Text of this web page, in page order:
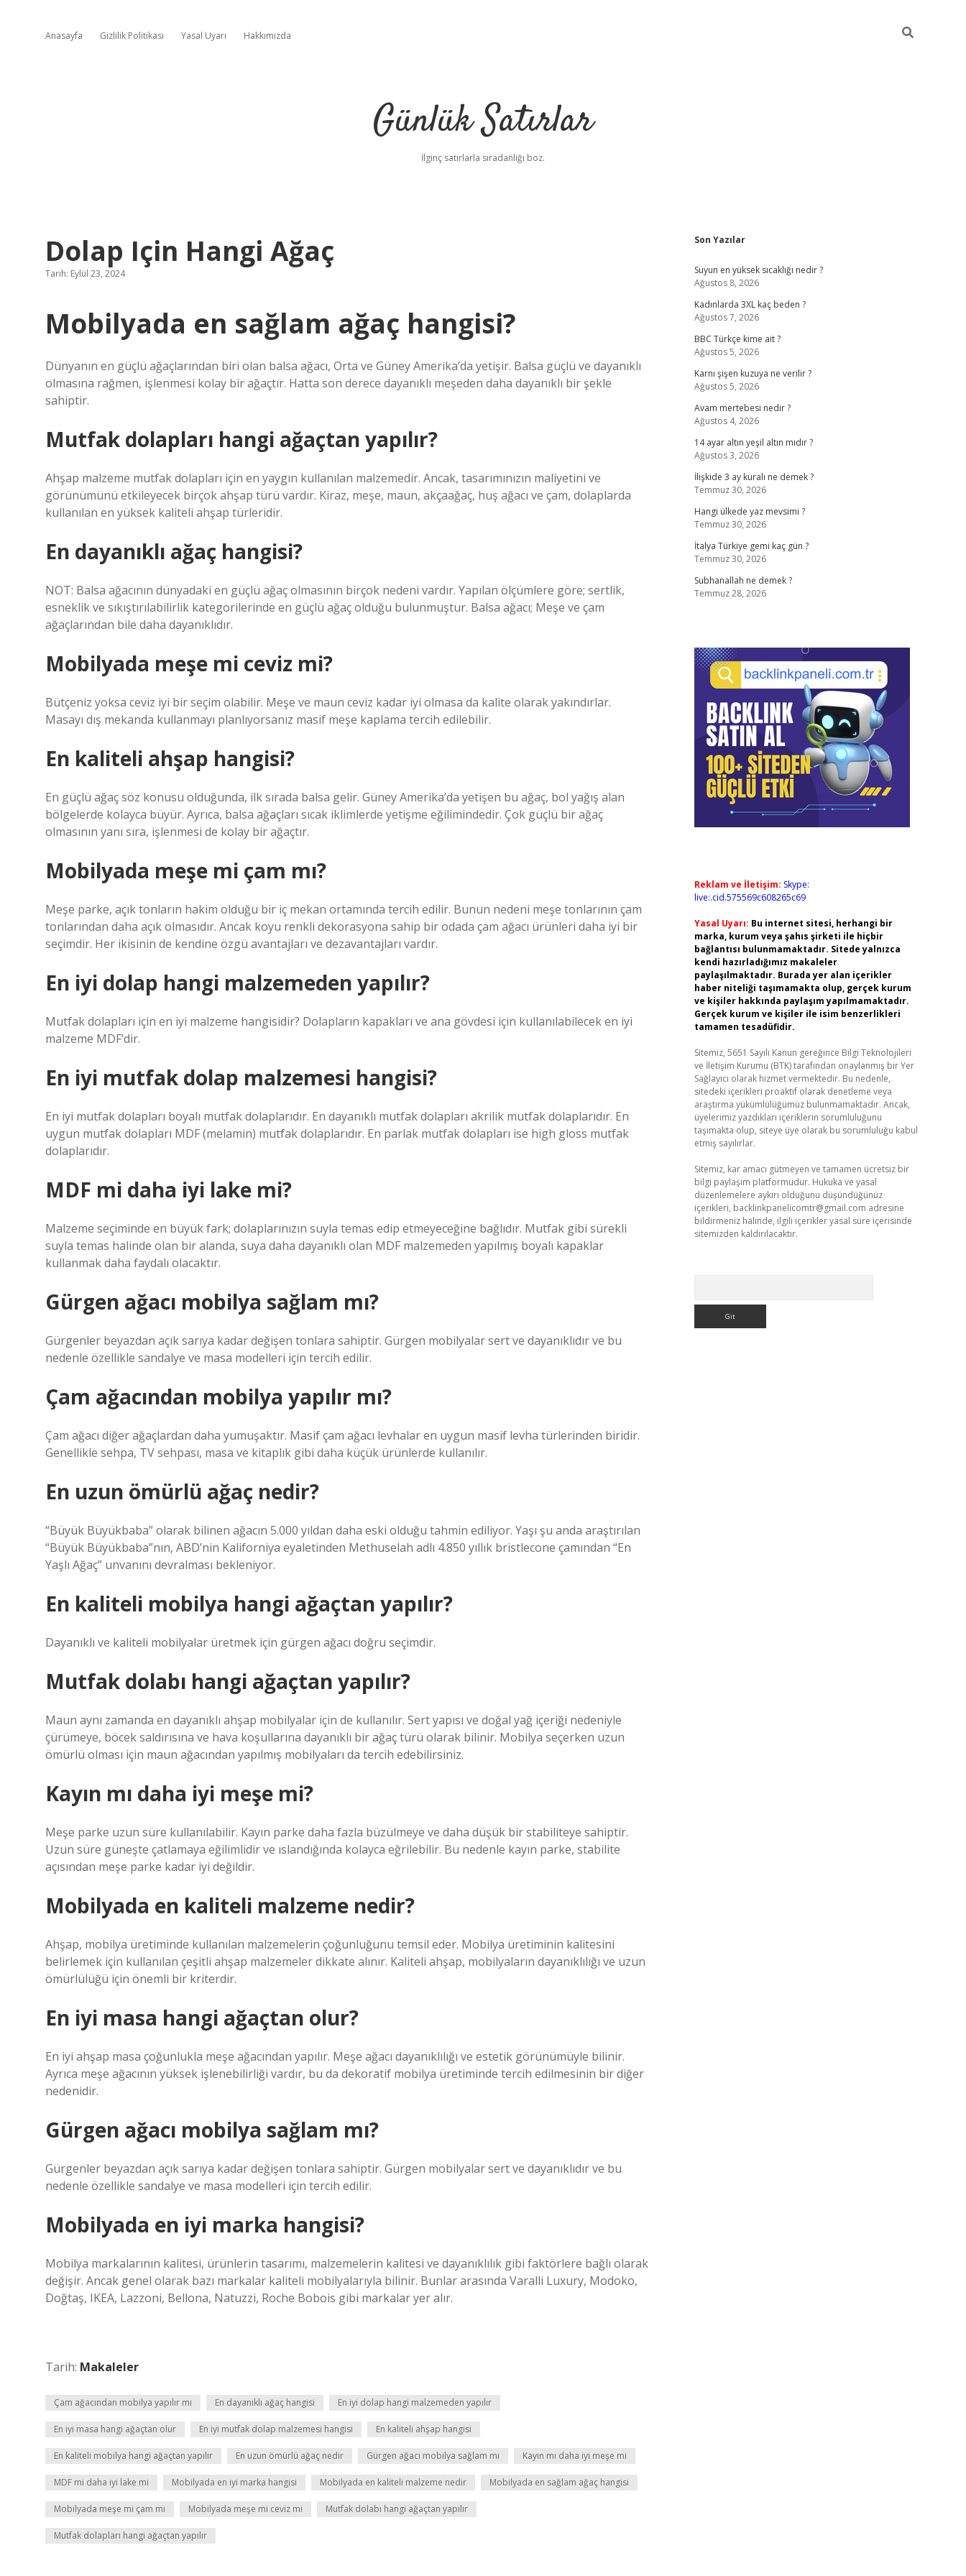
Anasayfa Gizlilik Politikası Yasal Uyarı Hakkımızda
Günlük Satırlar
İlginç satırlarla sıradanlığı boz.
Dolap Için Hangi Ağaç
Tarih: Eylül 23, 2024
Mobilyada en sağlam ağaç hangisi?
Dünyanın en güçlü ağaçlarından biri olan balsa ağacı, Orta ve Güney Amerika’da yetişir. Balsa güçlü ve dayanıklı
olmasına rağmen, işlenmesi kolay bir ağaçtır. Hatta son derece dayanıklı meşeden daha dayanıklı bir şekle
sahiptir.
Mutfak dolapları hangi ağaçtan yapılır?
Ahşap malzeme mutfak dolapları için en yaygın kullanılan malzemedir. Ancak, tasarımınızın maliyetini ve
görünümünü etkileyecek birçok ahşap türü vardır. Kiraz, meşe, maun, akçaağaç, huş ağacı ve çam, dolaplarda
kullanılan en yüksek kaliteli ahşap türleridir.
En dayanıklı ağaç hangisi?
NOT: Balsa ağacının dünyadaki en güçlü ağaç olmasının birçok nedeni vardır. Yapılan ölçümlere göre; sertlik,
esneklik ve sıkıştırılabilirlik kategorilerinde en güçlü ağaç olduğu bulunmuştur. Balsa ağacı; Meşe ve çam
ağaçlarından bile daha dayanıklıdır.
Mobilyada meşe mi ceviz mi?
Bütçeniz yoksa ceviz iyi bir seçim olabilir. Meşe ve maun ceviz kadar iyi olmasa da kalite olarak yakındırlar.
Masayı dış mekanda kullanmayı planlıyorsanız masif meşe kaplama tercih edilebilir.
En kaliteli ahşap hangisi?
En güçlü ağaç söz konusu olduğunda, ilk sırada balsa gelir. Güney Amerika’da yetişen bu ağaç, bol yağış alan
bölgelerde kolayca büyür. Ayrıca, balsa ağaçları sıcak iklimlerde yetişme eğilimindedir. Çok güçlü bir ağaç
olmasının yanı sıra, işlenmesi de kolay bir ağaçtır.
Mobilyada meşe mi çam mı?
Meşe parke, açık tonların hakim olduğu bir iç mekan ortamında tercih edilir. Bunun nedeni meşe tonlarının çam
tonlarından daha açık olmasıdır. Ancak koyu renkli dekorasyona sahip bir odada çam ağacı ürünleri daha iyi bir
seçimdir. Her ikisinin de kendine özgü avantajları ve dezavantajları vardır.
En iyi dolap hangi malzemeden yapılır?
Mutfak dolapları için en iyi malzeme hangisidir? Dolapların kapakları ve ana gövdesi için kullanılabilecek en iyi
malzeme MDF’dir.
En iyi mutfak dolap malzemesi hangisi?
En iyi mutfak dolapları boyalı mutfak dolaplarıdır. En dayanıklı mutfak dolapları akrilik mutfak dolaplarıdır. En
uygun mutfak dolapları MDF (melamin) mutfak dolaplarıdır. En parlak mutfak dolapları ise high gloss mutfak
dolaplarıdır.
MDF mi daha iyi lake mi?
Malzeme seçiminde en büyük fark; dolaplarınızın suyla temas edip etmeyeceğine bağlıdır. Mutfak gibi sürekli
suyla temas halinde olan bir alanda, suya daha dayanıklı olan MDF malzemeden yapılmış boyalı kapaklar
kullanmak daha faydalı olacaktır.
Gürgen ağacı mobilya sağlam mı?
Gürgenler beyazdan açık sarıya kadar değişen tonlara sahiptir. Gürgen mobilyalar sert ve dayanıklıdır ve bu
nedenle özellikle sandalye ve masa modelleri için tercih edilir.
Çam ağacından mobilya yapılır mı?
Çam ağacı diğer ağaçlardan daha yumuşaktır. Masif çam ağacı levhalar en uygun masif levha türlerinden biridir.
Genellikle sehpa, TV sehpası, masa ve kitaplık gibi daha küçük ürünlerde kullanılır.
En uzun ömürlü ağaç nedir?
“Büyük Büyükbaba” olarak bilinen ağacın 5.000 yıldan daha eski olduğu tahmin ediliyor. Yaşı şu anda araştırılan
“Büyük Büyükbaba”nın, ABD’nin Kaliforniya eyaletinden Methuselah adlı 4.850 yıllık bristlecone çamından “En
Yaşlı Ağaç” unvanını devralması bekleniyor.
En kaliteli mobilya hangi ağaçtan yapılır?
Dayanıklı ve kaliteli mobilyalar üretmek için gürgen ağacı doğru seçimdir.
Mutfak dolabı hangi ağaçtan yapılır?
Maun aynı zamanda en dayanıklı ahşap mobilyalar için de kullanılır. Sert yapısı ve doğal yağ içeriği nedeniyle
çürümeye, böcek saldırısına ve hava koşullarına dayanıklı bir ağaç türü olarak bilinir. Mobilya seçerken uzun
ömürlü olması için maun ağacından yapılmış mobilyaları da tercih edebilirsiniz.
Kayın mı daha iyi meşe mi?
Meşe parke uzun süre kullanılabilir. Kayın parke daha fazla büzülmeye ve daha düşük bir stabiliteye sahiptir.
Uzun süre güneşte çatlamaya eğilimlidir ve ıslandığında kolayca eğrilebilir. Bu nedenle kayın parke, stabilite
açısından meşe parke kadar iyi değildir.
Mobilyada en kaliteli malzeme nedir?
Ahşap, mobilya üretiminde kullanılan malzemelerin çoğunluğunu temsil eder. Mobilya üretiminin kalitesini
belirlemek için kullanılan çeşitli ahşap malzemeler dikkate alınır. Kaliteli ahşap, mobilyaların dayanıklılığı ve uzun
ömürlülüğü için önemli bir kriterdir.
En iyi masa hangi ağaçtan olur?
En iyi ahşap masa çoğunlukla meşe ağacından yapılır. Meşe ağacı dayanıklılığı ve estetik görünümüyle bilinir.
Ayrıca meşe ağacının yüksek işlenebilirliği vardır, bu da dekoratif mobilya üretiminde tercih edilmesinin bir diğer
nedenidir.
Gürgen ağacı mobilya sağlam mı?
Gürgenler beyazdan açık sarıya kadar değişen tonlara sahiptir. Gürgen mobilyalar sert ve dayanıklıdır ve bu
nedenle özellikle sandalye ve masa modelleri için tercih edilir.
Mobilyada en iyi marka hangisi?
Mobilya markalarının kalitesi, ürünlerin tasarımı, malzemelerin kalitesi ve dayanıklılık gibi faktörlere bağlı olarak
değişir. Ancak genel olarak bazı markalar kaliteli mobilyalarıyla bilinir. Bunlar arasında Varalli Luxury, Modoko,
Doğtaş, IKEA, Lazzoni, Bellona, ​​​​​​​​Natuzzi, Roche Bobois gibi markalar yer alır.
Tarih: Makaleler
Çam ağacından mobilya yapılır mı En dayanıklı ağaç hangisi En iyi dolap hangi malzemeden yapılır
En iyi masa hangi ağaçtan olur En iyi mutfak dolap malzemesi hangisi En kaliteli ahşap hangisi
En kaliteli mobilya hangi ağaçtan yapılır En uzun ömürlü ağaç nedir Gürgen ağacı mobilya sağlam mı Kayın mı daha iyi meşe mi
MDF mi daha iyi lake mi Mobilyada en iyi marka hangisi Mobilyada en kaliteli malzeme nedir Mobilyada en sağlam ağaç hangisi
Mobilyada meşe mi çam mı Mobilyada meşe mi ceviz mi Mutfak dolabı hangi ağaçtan yapılır
Mutfak dolapları hangi ağaçtan yapılır
Sidebar
Son Yazılar
Suyun en yüksek sıcaklığı nedir ?
Ağustos 8, 2026
Kadınlarda 3XL kaç beden ?
Ağustos 7, 2026
BBC Türkçe kime ait ?
Ağustos 5, 2026
Karnı şişen kuzuya ne verilir ?
Ağustos 5, 2026
Avam mertebesi nedir ?
Ağustos 4, 2026
14 ayar altın yeşil altın mıdır ?
Ağustos 3, 2026
İlişkide 3 ay kuralı ne demek ?
Temmuz 30, 2026
Hangi ülkede yaz mevsimi ?
Temmuz 30, 2026
İtalya Türkiye gemi kaç gün ?
Temmuz 30, 2026
Subhanallah ne demek ?
Temmuz 28, 2026
Reklam ve İletişim: Skype:
live:.cid.575569c608265c69
Yasal Uyarı: Bu internet sitesi, herhangi bir
marka, kurum veya şahıs şirketi ile hiçbir
bağlantısı bulunmamaktadır. Sitede yalnızca
kendi hazırladığımız makaleler
paylaşılmaktadır. Burada yer alan içerikler
haber niteliği taşımamakta olup, gerçek kurum
ve kişiler hakkında paylaşım yapılmamaktadır.
Gerçek kurum ve kişiler ile isim benzerlikleri
tamamen tesadüfidir.
Sitemiz, 5651 Sayılı Kanun gereğince Bilgi Teknolojileri
ve İletişim Kurumu (BTK) tarafından onaylanmış bir Yer
Sağlayıcı olarak hizmet vermektedir. Bu nedenle,
sitedeki içerikleri proaktif olarak denetleme veya
araştırma yükümlülüğümüz bulunmamaktadır. Ancak,
üyelerimiz yazdıkları içeriklerin sorumluluğunu
taşımakta olup, siteye üye olarak bu sorumluluğu kabul
etmiş sayılırlar.
Sitemiz, kar amacı gütmeyen ve tamamen ücretsiz bir
bilgi paylaşım platformudur. Hukuka ve yasal
düzenlemelere aykırı olduğunu düşündüğünüz
içerikleri, backlinkpanelicomtr@gmail.com adresine
bildirmeniz halinde, ilgili içerikler yasal süre içerisinde
sitemizden kaldırılacaktır.